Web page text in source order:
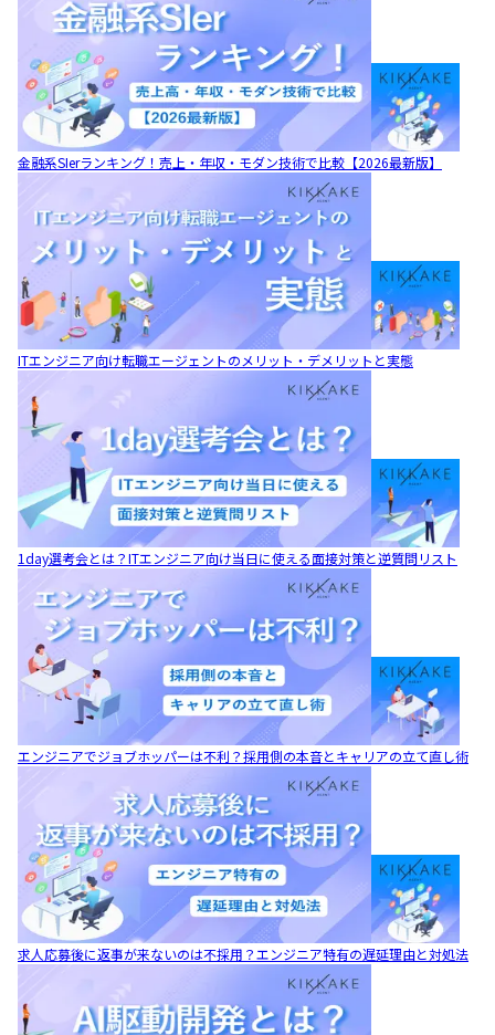
金融系SIerランキング！売上・年収・モダン技術で比較【2026最新版】
ITエンジニア向け転職エージェントのメリット・デメリットと実態
1day選考会とは？ITエンジニア向け当日に使える面接対策と逆質問リスト
エンジニアでジョブホッパーは不利？採用側の本音とキャリアの立て直し術
求人応募後に返事が来ないのは不採用？エンジニア特有の遅延理由と対処法